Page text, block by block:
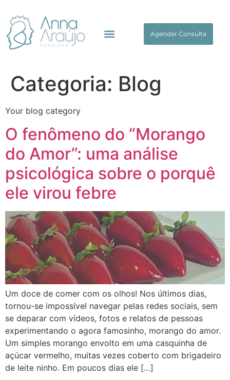
Agendar Consulta
Categoria: Blog
Your blog category
O fenômeno do “Morango
do Amor”: uma análise
psicológica sobre o porquê
ele virou febre
Um doce de comer com os olhos! Nos últimos dias,
tornou-se impossível navegar pelas redes sociais, sem
se deparar com vídeos, fotos e relatos de pessoas
experimentando o agora famosinho, morango do amor.
Um simples morango envolto em uma casquinha de
açúcar vermelho, muitas vezes coberto com brigadeiro
de leite ninho. Em poucos dias ele […]